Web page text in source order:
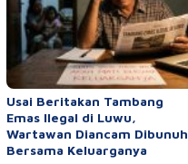
Usai Beritakan Tambang
Emas Ilegal di Luwu,
Wartawan Diancam Dibunuh
Bersama Keluarganya